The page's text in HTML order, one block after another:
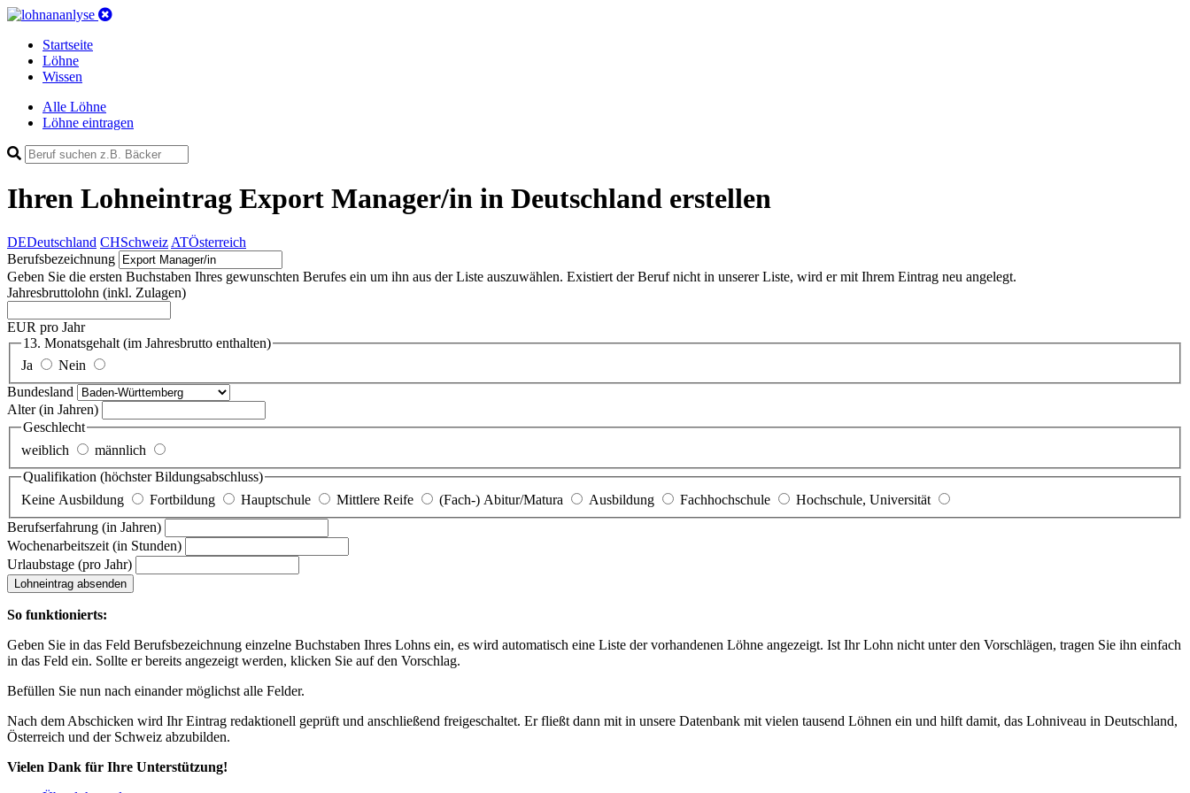
Startseite
Löhne
Wissen
Alle Löhne
Löhne eintragen
Ihren Lohneintrag Export Manager/in in Deutschland erstellen
DEDeutschland CHSchweiz ATÖsterreich
Berufsbezeichnung
Geben Sie die ersten Buchstaben Ihres gewunschten Berufes ein um ihn aus der Liste auszuwählen. Existiert der Beruf nicht in unserer Liste, wird er mit Ihrem Eintrag neu angelegt.
Jahresbruttolohn (inkl. Zulagen)
EUR pro Jahr
13. Monatsgehalt (im Jahresbrutto enthalten)
Ja
Nein
Bundesland
Alter(in Jahren)
Geschlecht
weiblich
männlich
Qualifikation (höchster Bildungsabschluss)
Keine Ausbildung
Fortbildung Hauptschule Mittlere Reife (Fach-) Abitur/Matura Ausbildung Fachhochschule
Hochschule, Universität
Berufserfahrung (in Jahren)
Wochenarbeitszeit (in Stunden)
Urlaubstage (pro Jahr)
Lohneintrag absenden
So funktionierts:
Geben Sie in das Feld Berufsbezeichnung einzelne Buchstaben Ihres Lohns ein, es wird automatisch eine Liste der vorhandenen Löhne angezeigt. Ist Ihr Lohn nicht unter den Vorschlägen, tragen Sie ihn einfach
in das Feld ein. Sollte er bereits angezeigt werden, klicken Sie auf den Vorschlag.
Befüllen Sie nun nach einander möglichst alle Felder.
Nach dem Abschicken wird Ihr Eintrag redaktionell geprüft und anschließend freigeschaltet. Er fließt dann mit in unsere Datenbank mit vielen tausend Löhnen ein und hilft damit, das Lohniveau in Deutschland,
Österreich und der Schweiz abzubilden.
Vielen Dank für Ihre Unterstützung!